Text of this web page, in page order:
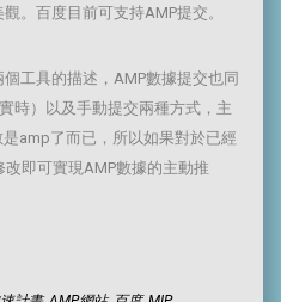
。百度目前可支持AMP提交。
工具的描述，AMP數據提交也同
時）以及手動提交兩種方式，主
amp了而已，所以如果對於已經
即可實現AMP數據的主動推